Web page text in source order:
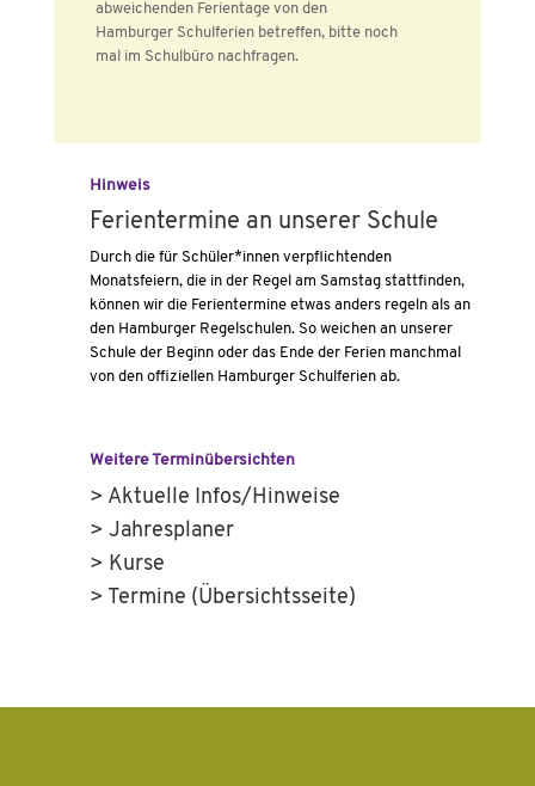
abweichenden Ferientage von den
Hamburger Schulferien betreffen, bitte noch
mal im Schulbüro nachfragen.
Hinweis
Ferientermine an unserer Schule
Durch die für Schüler*innen verpflichtenden
Monatsfeiern, die in der Regel am Samstag stattfinden,
können wir die Ferientermine etwas anders regeln als an
den Hamburger Regelschulen. So weichen an unserer
Schule der Beginn oder das Ende der Ferien manchmal
von den offiziellen Hamburger Schulferien ab.
Weitere Terminübersichten
> Aktuelle Infos/Hinweise
> Jahresplaner
> Kurse
> Termine (Übersichtsseite)